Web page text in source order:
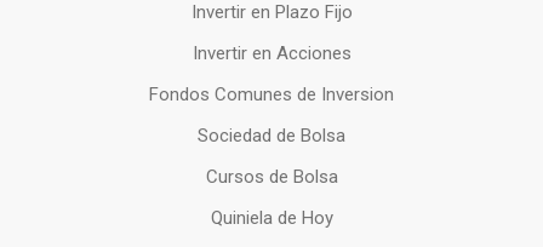
Invertir en Plazo Fijo
Invertir en Acciones
Fondos Comunes de Inversion
Sociedad de Bolsa
Cursos de Bolsa
Quiniela de Hoy